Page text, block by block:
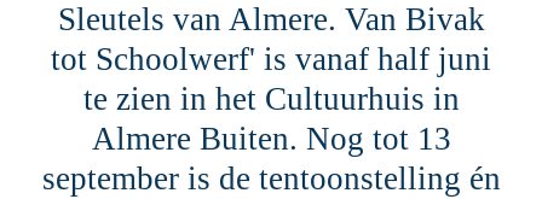
Sleutels van Almere. Van Bivak
tot Schoolwerf' is vanaf half juni
te zien in het Cultuurhuis in
Almere Buiten. Nog tot 13
september is de tentoonstelling én